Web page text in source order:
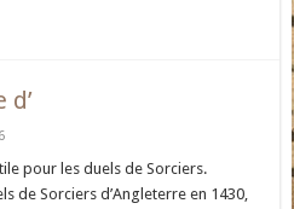
d’
pour les duels de Sorciers.
de Sorciers d’Angleterre en 1430,